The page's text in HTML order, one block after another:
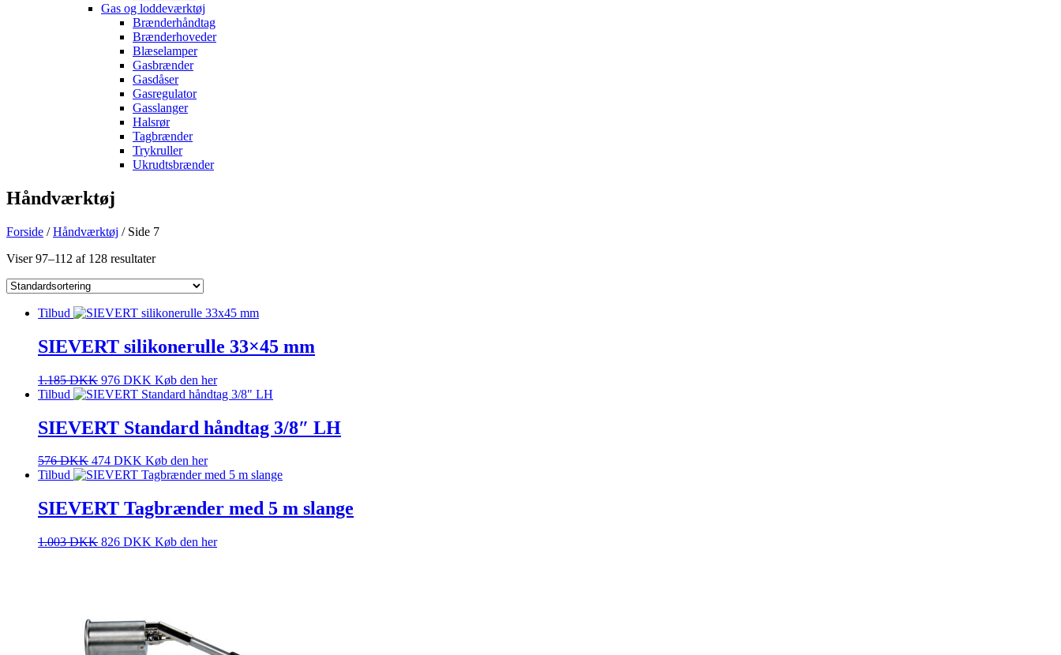
Gas og loddeværktøj
Brænderhåndtag
Brænderhoveder
Blæselamper
Gasbrænder
Gasdåser
Gasregulator
Gasslanger
Halsrør
Tagbrænder
Trykruller
Ukrudtsbrænder
Håndværktøj
Forside /Håndværktøj / Side 7
Viser 97–112 af 128 resultater
Tilbud
SIEVERT silikonerulle 33×45 mm
1.185DKK 976 DKK Køb den her
Tilbud
SIEVERT Standard håndtag 3/8″ LH
576DKK 474 DKK Køb den her
Tilbud
SIEVERT Tagbrænder med 5 m slange
1.003DKK 826 DKK Køb den her